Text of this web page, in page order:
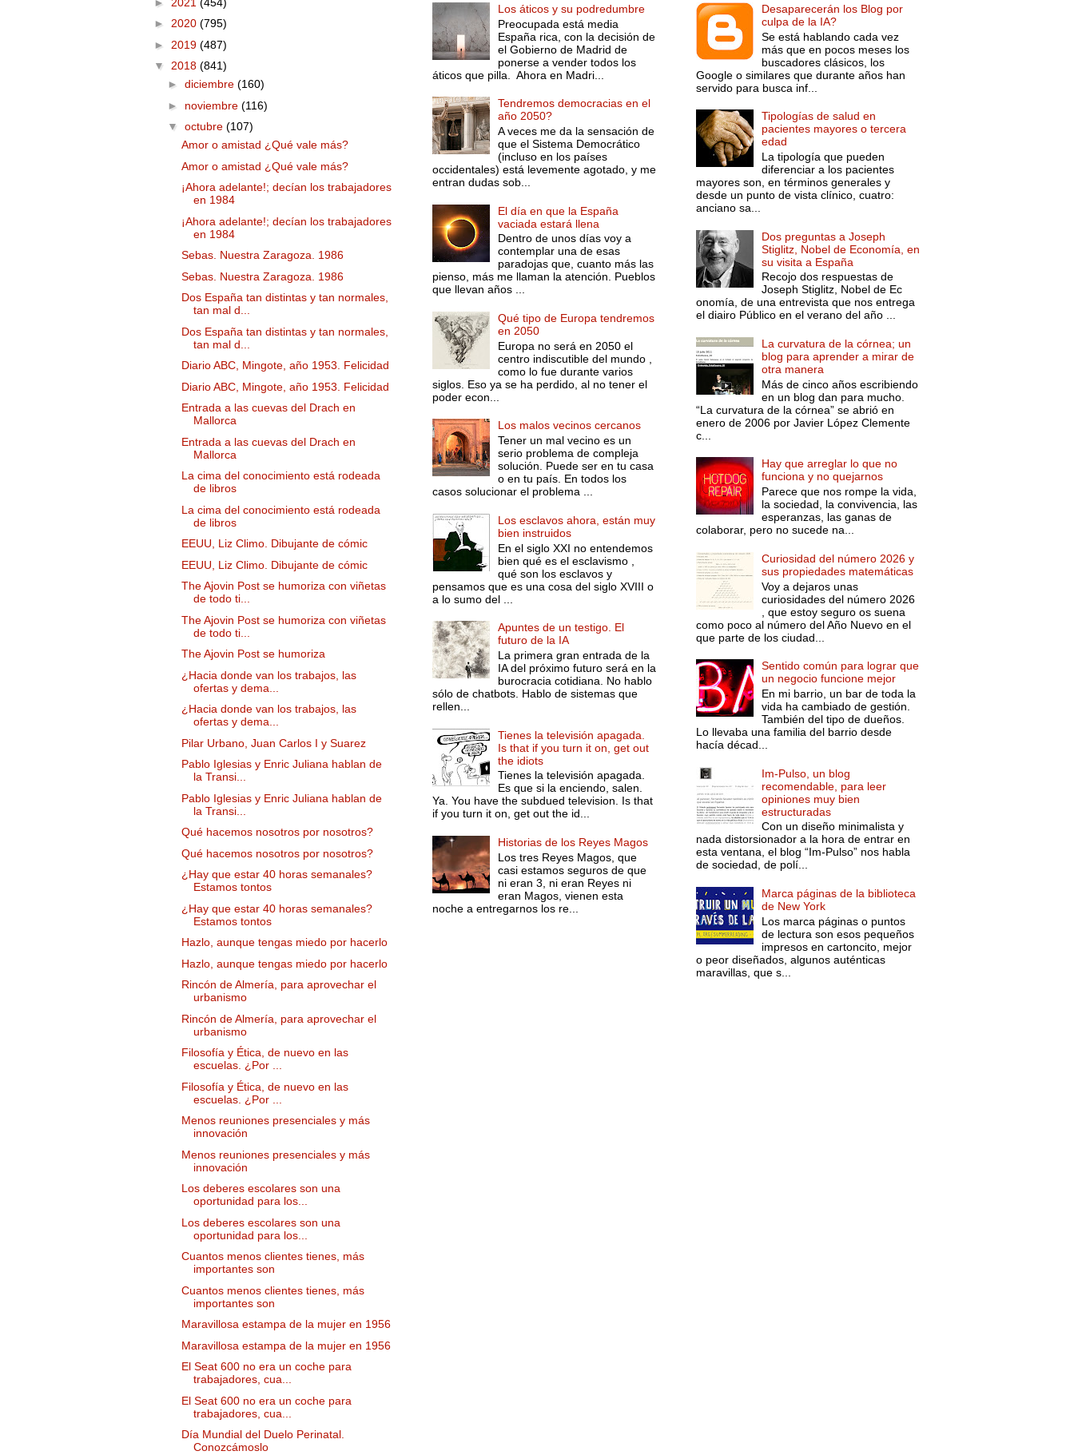
► 2020 (795)
► 2019 (487)
▼ 2018 (841)
► diciembre (160)
► noviembre (116)
▼ octubre (107)
Amor o amistad ¿Qué vale más?
Amor o amistad ¿Qué vale más?
¡Ahora adelante!; decían los trabajadores
en 1984
¡Ahora adelante!; decían los trabajadores
en 1984
Sebas. Nuestra Zaragoza. 1986
Sebas. Nuestra Zaragoza. 1986
Dos España tan distintas y tan normales,
tan mal d...
Dos España tan distintas y tan normales,
tan mal d...
Diario ABC, Mingote, año 1953. Felicidad
Diario ABC, Mingote, año 1953. Felicidad
Entrada a las cuevas del Drach en
Mallorca
Entrada a las cuevas del Drach en
Mallorca
La cima del conocimiento está rodeada
de libros
La cima del conocimiento está rodeada
de libros
EEUU, Liz Climo. Dibujante de cómic
EEUU, Liz Climo. Dibujante de cómic
The Ajovin Post se humoriza con viñetas
de todo ti...
The Ajovin Post se humoriza con viñetas
de todo ti...
The Ajovin Post se humoriza
¿Hacia donde van los trabajos, las
ofertas y dema...
¿Hacia donde van los trabajos, las
ofertas y dema...
Pilar Urbano, Juan Carlos I y Suarez
Pablo Iglesias y Enric Juliana hablan de
la Transi...
Pablo Iglesias y Enric Juliana hablan de
la Transi...
Qué hacemos nosotros por nosotros?
Qué hacemos nosotros por nosotros?
¿Hay que estar 40 horas semanales?
Estamos tontos
¿Hay que estar 40 horas semanales?
Estamos tontos
Hazlo, aunque tengas miedo por hacerlo
Hazlo, aunque tengas miedo por hacerlo
Rincón de Almería, para aprovechar el
urbanismo
Rincón de Almería, para aprovechar el
urbanismo
Filosofía y Ética, de nuevo en las
escuelas. ¿Por ...
Filosofía y Ética, de nuevo en las
escuelas. ¿Por ...
Menos reuniones presenciales y más
innovación
Menos reuniones presenciales y más
innovación
Los deberes escolares son una
oportunidad para los...
Los deberes escolares son una
oportunidad para los...
Cuantos menos clientes tienes, más
importantes son
Cuantos menos clientes tienes, más
importantes son
Maravillosa estampa de la mujer en 1956
Maravillosa estampa de la mujer en 1956
El Seat 600 no era un coche para
trabajadores, cua...
El Seat 600 no era un coche para
trabajadores, cua...
Día Mundial del Duelo Perinatal.
Conozcámoslo
Los áticos y su podredumbre
Preocupada está media
España rica, con la decisión de
el Gobierno de Madrid de
ponerse a vender todos los
áticos que pilla. Ahora en Madri...
Tendremos democracias en el
año 2050?
A veces me da la sensación de
que el Sistema Democrático
(incluso en los países
occidentales) está levemente agotado, y me
entran dudas sob...
El día en que la España
vaciada estará llena
Dentro de unos días voy a
contemplar una de esas
paradojas que, cuanto más las
pienso, más me llaman la atención. Pueblos
que llevan años ...
Qué tipo de Europa tendremos
en 2050
Europa no será en 2050 el
centro indiscutible del mundo ,
como lo fue durante varios
siglos. Eso ya se ha perdido, al no tener el
poder econ...
Los malos vecinos cercanos
Tener un mal vecino es un
serio problema de compleja
solución. Puede ser en tu casa
o en tu país. En todos los
casos solucionar el problema ...
Los esclavos ahora, están muy
bien instruidos
En el siglo XXI no entendemos
bien qué es el esclavismo ,
qué son los esclavos y
pensamos que es una cosa del siglo XVIII o
a lo sumo del ...
Apuntes de un testigo. El
futuro de la IA
La primera gran entrada de la
IA del próximo futuro será en la
burocracia cotidiana. No hablo
sólo de chatbots. Hablo de sistemas que
rellen...
Tienes la televisión apagada.
Is that if you turn it on, get out
the idiots
Tienes la televisión apagada.
Es que si la enciendo, salen.
Ya. You have the subdued television. Is that
if you turn it on, get out the id...
Historias de los Reyes Magos
Los tres Reyes Magos, que
casi estamos seguros de que
ni eran 3, ni eran Reyes ni
eran Magos, vienen esta
noche a entregarnos los re...
Desaparecerán los Blog por
culpa de la IA?
Se está hablando cada vez
más que en pocos meses los
buscadores clásicos, los
Google o similares que durante años han
servido para busca inf...
Tipologías de salud en
pacientes mayores o tercera
edad
La tipología que pueden
diferenciar a los pacientes
mayores son, en términos generales y
desde un punto de vista clínico, cuatro:
anciano sa...
Dos preguntas a Joseph
Stiglitz, Nobel de Economía, en
su visita a España
Recojo dos respuestas de
Joseph Stiglitz, Nobel de Ec
onomía, de una entrevista que nos entrega
el diairo Público en el verano del año ...
La curvatura de la córnea; un
blog para aprender a mirar de
otra manera
Más de cinco años escribiendo
en un blog dan para mucho.
“La curvatura de la córnea” se abrió en
enero de 2006 por Javier López Clemente
c...
Hay que arreglar lo que no
funciona y no quejarnos
Parece que nos rompe la vida,
la sociedad, la convivencia, las
esperanzas, las ganas de
colaborar, pero no sucede na...
Curiosidad del número 2026 y
sus propiedades matemáticas
Voy a dejaros unas
curiosidades del número 2026
, que estoy seguro os suena
como poco al número del Año Nuevo en el
que parte de los ciudad...
Sentido común para lograr que
un negocio funcione mejor
En mi barrio, un bar de toda la
vida ha cambiado de gestión.
También del tipo de dueños.
Lo llevaba una familia del barrio desde
hacía décad...
Im-Pulso, un blog
recomendable, para leer
opiniones muy bien
estructuradas
Con un diseño minimalista y
nada distorsionador a la hora de entrar en
esta ventana, el blog “Im-Pulso” nos habla
de sociedad, de polí...
Marca páginas de la biblioteca
de New York
Los marca páginas o puntos
de lectura son esos pequeños
impresos en cartoncito, mejor
o peor diseñados, algunos auténticas
maravillas, que s...